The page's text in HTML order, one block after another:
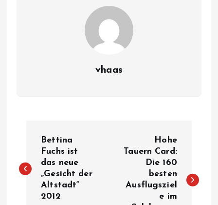
vhaas
i
Bettina
Fuchs ist
das neue
„Gesicht der
Altstadt“
2012
Hohe
Tauern Card:
Die 160
besten
Ausflugsziel
e im